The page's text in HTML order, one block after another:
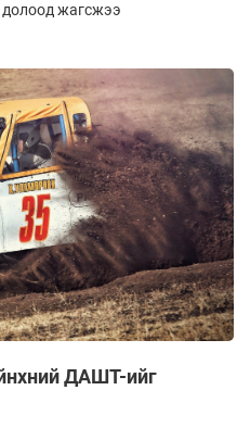
жагсжээ
ДАШТ-ийг